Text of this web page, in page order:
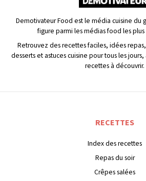
Demotivateur Food est le média cuisine du
figure parmi les médias food les plus
Retrouvez des recettes faciles, idées
desserts et astuces cuisine pour tous les
recettes à découvrir.
RECETTES
Index des recettes
Repas du soir
Crêpes salées